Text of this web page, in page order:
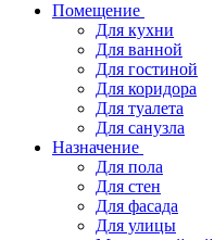
Помещение
Для кухни
Для ванной
Для гостиной
Для коридора
Для туалета
Для санузла
Назначение
Для пола
Для стен
Для фасада
Для улицы